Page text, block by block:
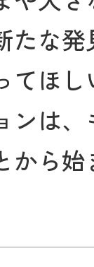
たな
てほ
ンは
から